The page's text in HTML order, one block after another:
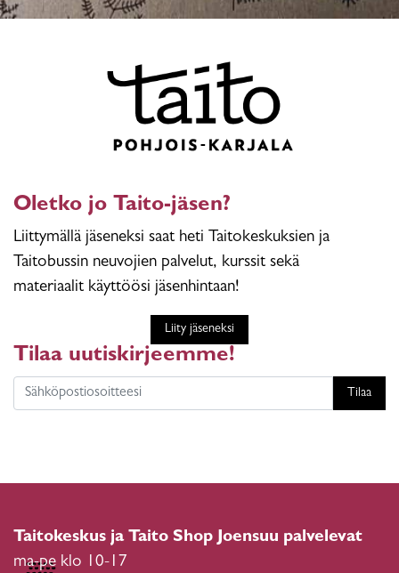
Oletko jo Taito-jäsen?
Liittymällä jäseneksi saat heti Taitokeskuksien ja
Taitobussin neuvojien palvelut, kurssit sekä
materiaalit käyttöösi jäsenhintaan!
Liity jäseneksi
Tilaa uutiskirjeemme!
Tilaa
Taitokeskus ja Taito Shop Joensuu palvelevat
ma-pe klo 10-17